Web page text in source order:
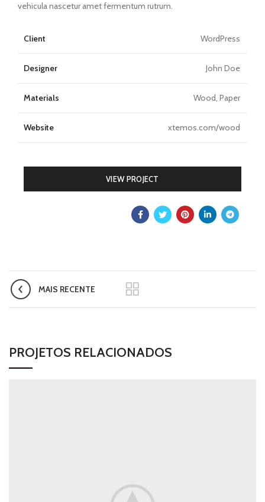
vehicula nascetur amet fermentum rutrum.
Client WordPress
Designer John Doe
Materials Wood, Paper
Website xtemos.com/wood
VIEW PROJECT
MAIS RECENTE
PROJETOS RELACIONADOS